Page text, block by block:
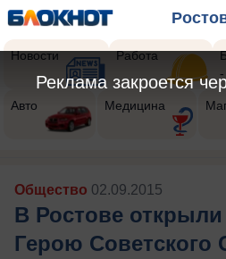
Новости Работа
Авто Медицина
Общество 02.09.2015
В Ростове
Герою Советского
Реклама закроется